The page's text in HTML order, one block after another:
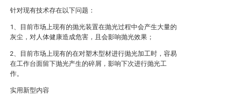
针对现有技术存在以下问题：
1、目前市场上现有的抛光装置在抛光过程中会产生大量的
灰尘，对人体健康造成危害，且会影响抛光效果；
2、目前市场上现有的在对塑木型材进行抛光加工时，容易
在工作台面留下抛光产生的碎屑，影响下次进行抛光工
作。
实用新型内容